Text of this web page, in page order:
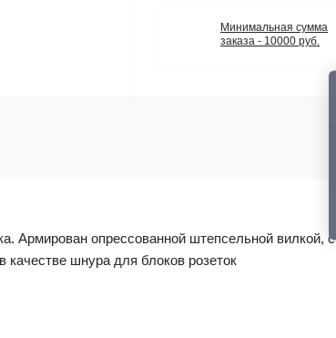
Минимальная сумма
заказа - 10000 руб.
Армирован опрессованной штепсельной вилкой, с
качестве шнура для блоков розеток